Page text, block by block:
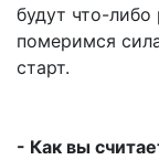
будут что-
померимся
старт.
- Как вы